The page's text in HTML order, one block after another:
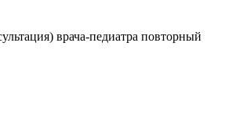
врача-педиатра повторный